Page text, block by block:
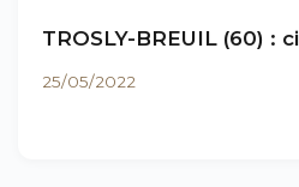
TROSLY-BREUIL (60) :
25/05/2022